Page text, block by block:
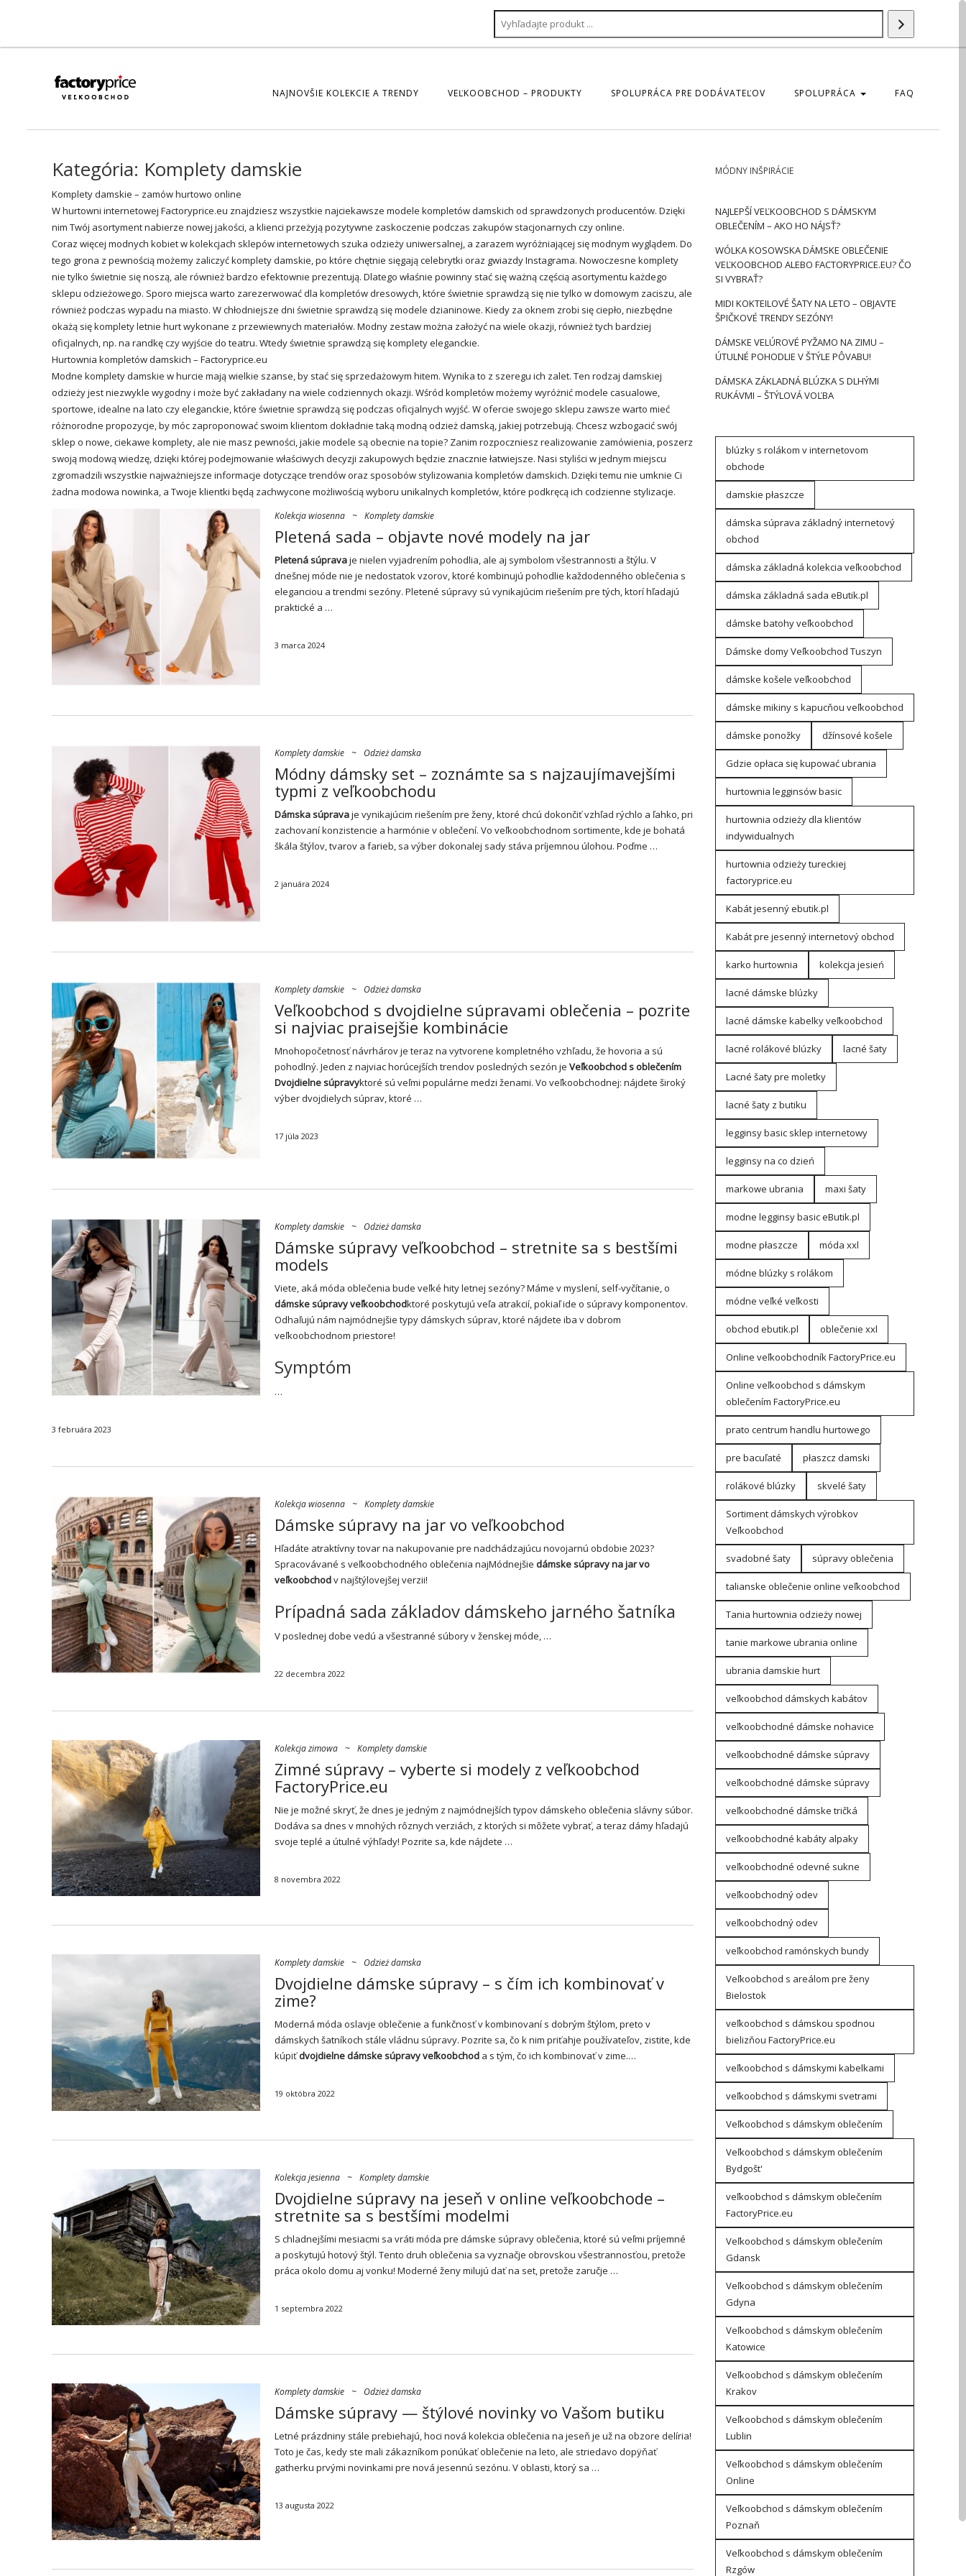
produktu
NAJNOVŠIE KOLEKCIE A TRENDY VEĽKOOBCHOD – PRODUKTY SPOLUPRÁCA PRE DODÁVATEĽOV SPOLUPRÁCA FAQ
Kategória: Komplety damskie
Komplety damskie – zamów hurtowo online
W hurtowni internetowej Factoryprice.eu znajdziesz wszystkie najciekawsze modele kompletów damskich od sprawdzonych producentów. Dzięki
nim Twój asortyment nabierze nowej jakości, a klienci przeżyją pozytywne zaskoczenie podczas zakupów stacjonarnych czy online.
Coraz więcej modnych kobiet w kolekcjach sklepów internetowych szuka odzieży uniwersalnej, a zarazem wyróżniającej się modnym wyglądem. Do
tego grona z pewnością możemy zaliczyć komplety damskie, po które chętnie sięgają celebrytki oraz gwiazdy Instagrama. Nowoczesne komplety
nie tylko świetnie się noszą, ale również bardzo efektownie prezentują. Dlatego właśnie powinny stać się ważną częścią asortymentu każdego
sklepu odzieżowego. Sporo miejsca warto zarezerwować dla kompletów dresowych, które świetnie sprawdzą się nie tylko w domowym zaciszu, ale
również podczas wypadu na miasto. W chłodniejsze dni świetnie sprawdzą się modele dzianinowe. Kiedy za oknem zrobi się ciepło, niezbędne
okażą siękomplety letnie hurt wykonane z przewiewnych materiałów. Modny zestaw można założyć na wiele okazji, również tych bardziej
oficjalnych, np. na randkę czy wyjście do teatru. Wtedy świetnie sprawdzą siękomplety eleganckie.
Hurtownia kompletów damskich – Factoryprice.eu
Modne komplety damskie w hurcie mają wielkie szanse, by stać się sprzedażowym hitem. Wynika to z szeregu ich zalet. Ten rodzaj damskiej
odzieży jest niezwykle wygodny i może być zakładany na wiele codziennych okazji. Wśród kompletów możemy wyróżnić modele casualowe,
sportowe, idealne na lato czy eleganckie, które świetnie sprawdzą się podczas oficjalnych wyjść. W ofercie swojego sklepu zawsze warto mieć
różnorodne propozycje, by móc zaproponować swoim klientom dokładnie taką modną odzież damską, jakiej potrzebują. Chcesz wzbogacić swój
sklep o nowe, ciekawe komplety, ale nie masz pewności, jakie modele są obecnie na topie? Zanim rozpoczniesz realizowanie zamówienia, poszerz
swoją modową wiedzę, dzięki której podejmowanie właściwych decyzji zakupowych będzie znacznie łatwiejsze. Nasi styliści w jednym miejscu
zgromadzili wszystkie najważniejsze informacje dotyczące trendów oraz sposobów stylizowania kompletów damskich. Dzięki temu nie umknie Ci
żadna modowa nowinka, a Twoje klientki będą zachwycone możliwością wyboru unikalnych kompletów, które podkręcą ich codzienne stylizacje.
Kolekcja wiosenna ~ Komplety damskie
Pletená sada – objavte nové modely na jar
Pletenásúpravaje nielen vyjadrením pohodlia, ale aj symbolom všestrannosti a štýlu. V
dnešnej móde nie je nedostatok vzorov, ktoré kombinujú pohodlie každodenného oblečenia s
eleganciou a trendmi sezóny. Pletené súpravy sú vynikajúcim riešením pre tých, ktorí hľadajú
praktické a …
3 marca 2024
Komplety damskie ~ Odzież damska
Módny dámsky set – zoznámte sa s najzaujímavejšími
typmi z veľkoobchodu
Dámska súpravaje vynikajúcim riešením pre ženy, ktoré chcú dokončiť vzhľad rýchlo a ľahko, pri
zachovaní konzistencie a harmónie v oblečení. Vo veľkoobchodnom sortimente, kde je bohatá
škála štýlov, tvarov a farieb, sa výber dokonalej sady stáva príjemnou úlohou. Poďme …
2 januára 2024
Komplety damskie ~ Odzież damska
Veľkoobchod s dvojdielne súpravami oblečenia – pozrite
si najviac praisejšie kombinácie
Mnohopočetnosť návrhárov je teraz na vytvorene kompletného vzhľadu, že hovoria a sú
pohodlný. Jeden z najviac horúcejších trendov posledných sezón je Veľkoobchod s oblečením
Dvojdielne súpravyktoré sú veľmi populárne medzi ženami. Vo veľkoobchodnej: nájdete široký
výber dvojdielych súprav, ktoré …
17 júla 2023
Komplety damskie ~ Odzież damska
Dámske súpravy veľkoobchod – stretnite sa s bestšími
models
Viete, aká móda oblečenia bude veľké hity letnej sezóny? Máme v myslení, self-vyčítanie, o
dámske súpravyveľkoobchodktoré poskytujú veľa atrakcií, pokiaľ ide o súpravy komponentov.
Odhaľujú nám najmódnejšie typy dámskych súprav, ktoré nájdete iba v dobrom
veľkoobchodnom priestore!
Symptóm
…
3 februára 2023
Kolekcja wiosenna ~ Komplety damskie
Dámske súpravy na jar vo veľkoobchod
Hľadáte atraktívny tovar na nakupovanie pre nadchádzajúcu novojarnú obdobie 2023?
Spracovávané s veľkoobchodného oblečenia najMódnejšie dámske súpravy na jar vo
veľkoobchodv najštýlovejšej verzii!
Prípadná sada základov dámskeho jarného šatníka
V poslednej dobe vedú a všestranné súbory v ženskej móde, …
22 decembra 2022
Kolekcja zimowa ~ Komplety damskie
Zimné súpravy – vyberte si modely z veľkoobchod
FactoryPrice.eu
Nie je možné skryť, že dnes je jedným z najmódnejších typov dámskeho oblečenia slávny súbor.
Dodáva sa dnes v mnohých rôznych verziách, z ktorých si môžete vybrať, a teraz dámy hľadajú
svoje teplé a útulné výhľady! Pozrite sa, kde nájdete …
8 novembra 2022
Komplety damskie ~ Odzież damska
Dvojdielne dámske súpravy – s čím ich kombinovať v
zime?
Moderná móda oslavje oblečenie a funkčnosť v kombinovaní s dobrým štýlom, preto v
dámskych šatníkoch stále vládnu súpravy. Pozrite sa, čo k nim priťahje používateľov, zistite, kde
kúpiťdvojdielne dámske súpravyveľkoobchod a s tým, čo ich kombinovať v zime.…
19 októbra 2022
Kolekcja jesienna ~ Komplety damskie
Dvojdielne súpravy na jeseň v online veľkoobchode –
stretnite sa s bestšími modelmi
S chladnejšími mesiacmi sa vráti móda pre dámske súpravy oblečenia, ktoré sú veľmi príjemné
a poskytujú hotový štýl. Tento druh oblečenia sa vyznačje obrovskou všestrannosťou, pretože
práca okolo domu aj vonku! Moderné ženy milujú dať na set, pretože zaručje …
1 septembra 2022
Komplety damskie ~ Odzież damska
Dámske súpravy — štýlové novinky vo Vašom butiku
Letné prázdniny stále prebiehajú, hoci nová kolekcia oblečenia na jeseň je už na obzore delíria!
Toto je čas, kedy ste mali zákazníkom ponúkať oblečenie na leto, ale striedavo dopÿňať
gatherku prvými novinkami pre nová jesennú sezónu. V oblasti, ktorý sa …
13 augusta 2022
MÓDNY INŠPIRÁCIE
NAJLEPŠÍ VEĽKOOBCHOD S DÁMSKYM
OBLEČENÍM – AKO HO NÁJSŤ?
WÓLKA KOSOWSKA DÁMSKE OBLEČENIE
VEĽKOOBCHOD ALEBO FACTORYPRICE.EU? ČO
SI VYBRAŤ?
MIDI KOKTEILOVÉ ŠATY NA LETO – OBJAVTE
ŠPIČKOVÉ TRENDY SEZÓNY!
DÁMSKE VELÚROVÉ PYŽAMO NA ZIMU –
ÚTULNÉ POHODLIE V ŠTÝLE PÔVABU!
DÁMSKA ZÁKLADNÁ BLÚZKA S DLHÝMI
RUKÁVMI – ŠTÝLOVÁ VOĽBA
blúzky s rolákom v internetovom
obchode
damskie płaszcze
dámska súprava základný internetový
obchod
dámska základná kolekcia veľkoobchod
dámska základná sada eButik.pl
dámske batohy veľkoobchod
Dámske domy Veľkoobchod Tuszyn
dámske košele veľkoobchod
dámske mikiny s kapucňou veľkoobchod
dámske ponožky džínsové košele
Gdzie opłaca się kupować ubrania
hurtownia legginsów basic
hurtownia odzieży dla klientów
indywidualnych
hurtownia odzieży tureckiej
factoryprice.eu
Kabát jesenný ebutik.pl
Kabát pre jesenný internetový obchod
karko hurtownia kolekcja jesień
lacné dámske blúzky
lacné dámske kabelky veľkoobchod
lacné rolákové blúzky lacné šaty
Lacné šaty pre moletky
lacné šaty z butiku
legginsy basic sklep internetowy
legginsy na co dzień
markowe ubrania maxi šaty
modne legginsy basic eButik.pl
modne płaszcze móda xxl
módne blúzky s rolákom
módne veľké veľkosti
obchod ebutik.pl oblečenie xxl
Online veľkoobchodník FactoryPrice.eu
Online veľkoobchod s dámskym
oblečením FactoryPrice.eu
prato centrum handlu hurtowego
pre bacuľaté płaszcz damski
rolákové blúzky skvelé šaty
Sortiment dámskych výrobkov
Veľkoobchod
svadobné šaty súpravy oblečenia
talianske oblečenie online veľkoobchod
Tania hurtownia odzieży nowej
tanie markowe ubrania online
ubrania damskie hurt
veľkoobchod dámskych kabátov
veľkoobchodné dámske nohavice
veľkoobchodné dámske súpravy
veľkoobchodné dámske súpravy
veľkoobchodné dámske tričká
veľkoobchodné kabáty alpaky
veľkoobchodné odevné sukne
veľkoobchodný odev
veľkoobchodný odev
veľkoobchod ramónskych bundy
Veľkoobchod s areálom pre ženy
Bielostok
veľkoobchod s dámskou spodnou
bielizňou FactoryPrice.eu
veľkoobchod s dámskymi kabelkami
veľkoobchod s dámskymi svetrami
Veľkoobchod s dámskym oblečením
Veľkoobchod s dámskym oblečením
Bydgošt'
veľkoobchod s dámskym oblečením
FactoryPrice.eu
Veľkoobchod s dámskym oblečením
Gdansk
Veľkoobchod s dámskym oblečením
Gdyna
Veľkoobchod s dámskym oblečením
Katowice
Veľkoobchod s dámskym oblečením
Krakov
Veľkoobchod s dámskym oblečením
Lublin
Veľkoobchod s dámskym oblečením
Online
Veľkoobchod s dámskym oblečením
Poznaň
Veľkoobchod s dámskym oblečením
Rzgów